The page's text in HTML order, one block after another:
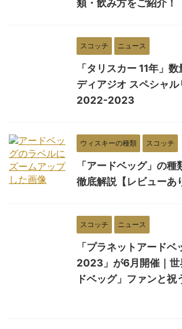
類・飲み方をご紹介！
スコッチ ニュース
「タリスカー 11年」数
ディアジオ スペシャル
2022-2023
ウィスキーの種類 スコッチ
「アードベッグ」の種
徹底解説【レビューあ
スコッチ ニュース
「プラネットアードベ
2023」が6月開催｜世
ドベッグ」ファンと祝